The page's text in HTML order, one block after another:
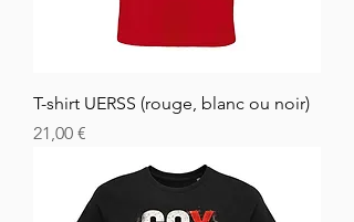
T-shirt UERSS (rouge, blanc ou noir)
Prix
21,00 €